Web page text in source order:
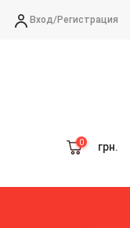
Вход/Регистрация
грн.